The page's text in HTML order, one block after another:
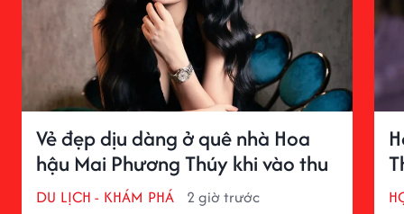
Vẻ đẹp dịu dàng ở quê nhà Hoa
hậu Mai Phương Thúy khi vào thu
DU LỊCH - KHÁM PHÁ 2 giờ trước